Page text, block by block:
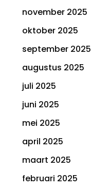
november 2025
oktober 2025
september 2025
augustus 2025
juli 2025
juni 2025
mei 2025
april 2025
maart 2025
februari 2025